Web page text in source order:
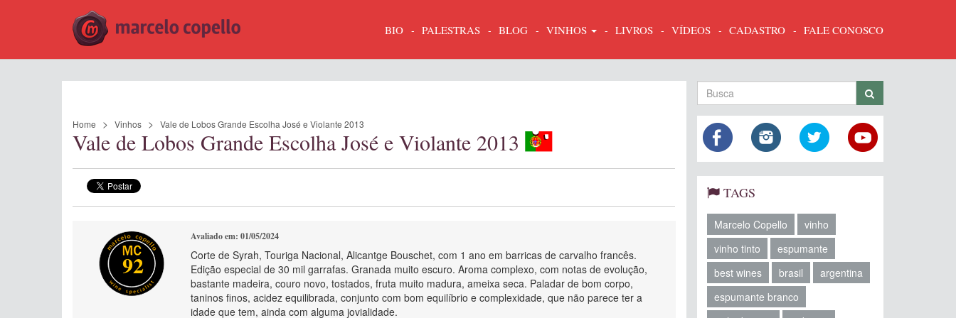
BIO PALESTRAS BLOG VINHOS LIVROS VÍDEOS CADASTRO FALE CONOSCO
Home Vinhos Vale de Lobos Grande Escolha José e Violante 2013
Vale de Lobos Grande Escolha José e Violante 2013
92
Avaliado em: 01/05/2024
Corte de Syrah, Touriga Nacional, Alicantge Bouschet, com 1 ano em barricas de carvalho francês.
Edição especial de 30 mil garrafas. Granada muito escuro. Aroma complexo, com notas de evolução,
bastante madeira, couro novo, tostados, fruta muito madura, ameixa seca. Paladar de bom corpo,
taninos finos, acidez equilibrada, conjunto com bom equilíbrio e complexidade, que não parece ter a
idade que tem, ainda com alguma jovialidade.
TAGS
Marcelo Copello
vinho
vinho tinto
espumante
best wines
brasil
argentina
espumante branco